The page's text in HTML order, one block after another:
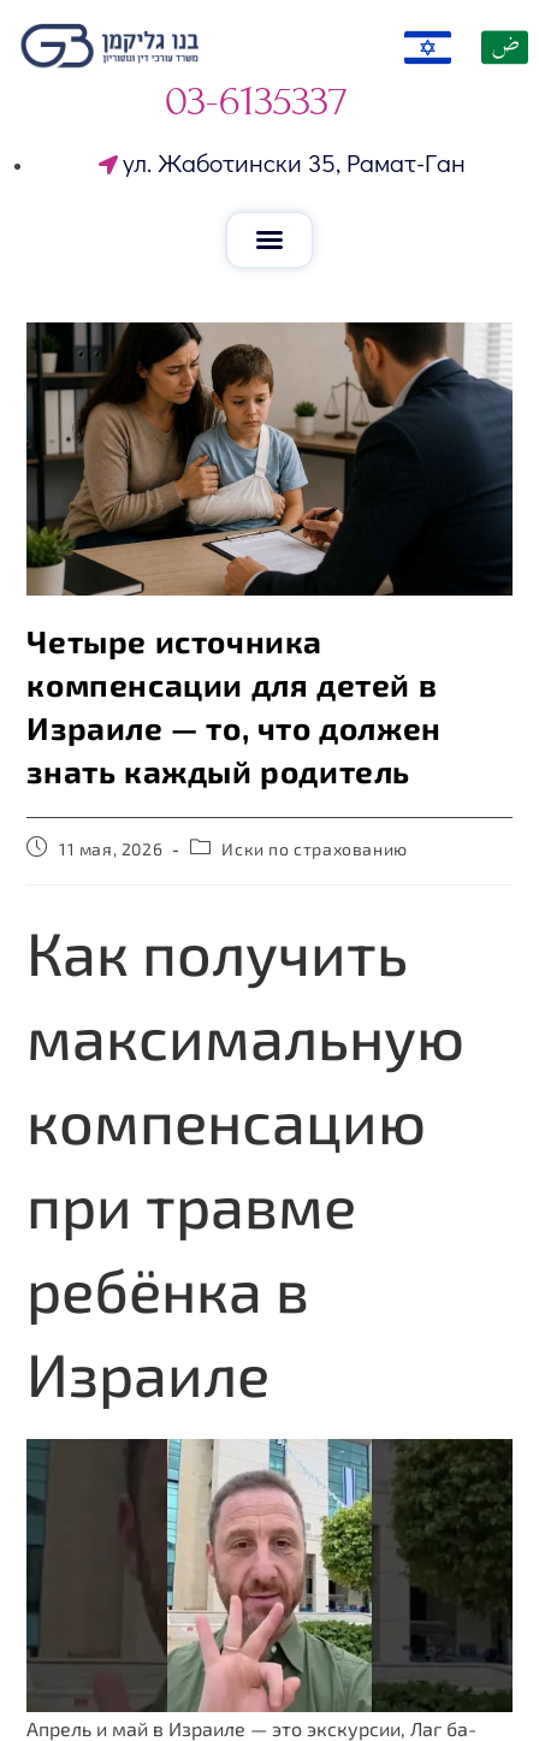
03-6135337
ул. Жаботински 35, Рамат-Ган
Четыре источника
компенсации для детей в
Израиле — то, что должен
знать каждый родитель
11 мая, 2026 Иски по страхованию
Как получить
максимальную
компенсацию
при травме
ребёнка в
Израиле
Апрель и май в Израиле — это экскурсии, Лаг ба-